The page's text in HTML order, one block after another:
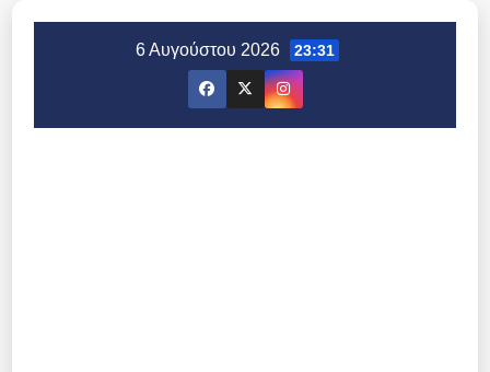
6 Αυγούστου 2026 23:31